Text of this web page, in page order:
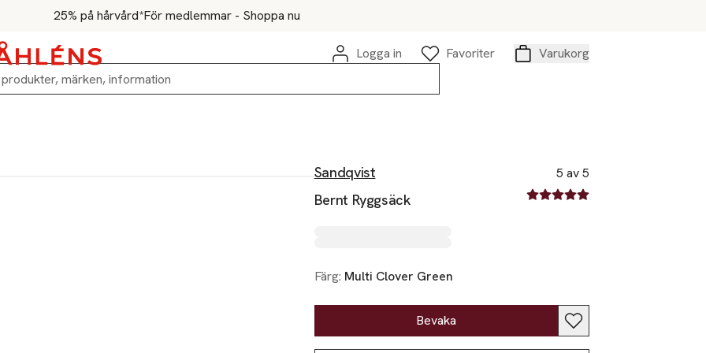
25% på hårvård*För medlemmar - Shoppa nu
Logga in
Favoriter
Varukorg
Sandqvist
Bernt Ryggsäck
5 av 5
5 av fem stjärnor
Färg: Multi Clover Green
Bevaka